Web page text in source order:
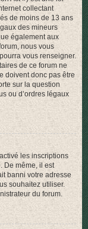
collectant
de moins de 13 ans
des mineurs
également aux
nous vous
vous renseigner.
de ce forum ne
doivent donc pas être
sur la question
ou d’ordres légaux
les inscriptions
De même, il est
banni votre adresse
souhaitez utiliser.
du forum.